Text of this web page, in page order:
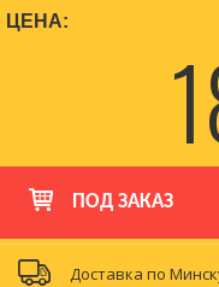
ЦЕНА:
ПОД ЗАКАЗ
Доставка по